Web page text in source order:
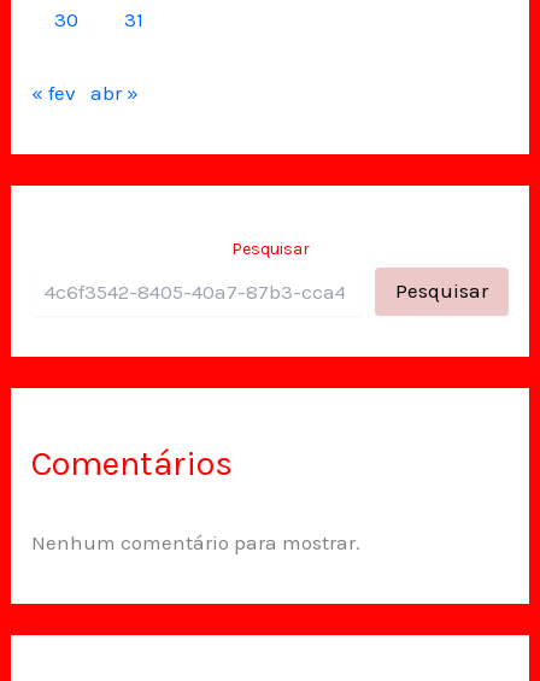
30 31
« fev abr »
Pesquisar
Pesquisar
Comentários
Nenhum comentário para mostrar.